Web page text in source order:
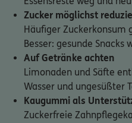
Zucker möglichst
Häufiger Zuckerkonsum
Besser: gesunde Snacks
Auf Getränke achten
Limonaden und Säfte
Wasser und ungesüßter
Kaugummi als
Zuckerfreie